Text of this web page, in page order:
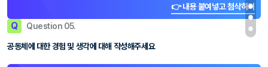
👉 내용 붙여넣고 첨삭하기
Q Question 05.
공동체에 대한 경험 및 생각에 대해 작성해주세요